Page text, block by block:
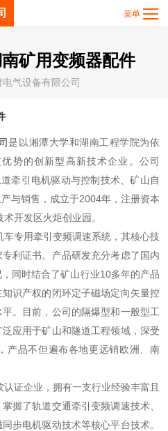
矿用变频器配件
气设备有限公司
是以湘潭大学和湖南工程学院为依
势的创新型高新技术企业。公司
牵引电机驱动与控制技术、矿山自
与销售，成立于2004年，注册资本
开发区火炬创业园。
专用牵引变频调速系统，其核心技
利证书。产品研发充分考虑了国内
同时结合了矿山行业10多年的产品
识产权的闭环定子磁场定向矢量控
。目前，公司的隔爆型和一般型工
应用于矿山和隧道工程领域，深受
产品不但遍布各地更远销欧洲、南
证企业，拥有一支行业经验丰富且
握了轨道交通牵引变频调速技术、
步电机驱动技术等核心平台技术。